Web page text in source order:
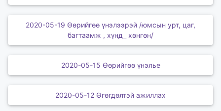
2020-05-19 Өөрийгөө үнэлээрэй /юмсын урт, цаг,
багтаамж , хүнд_ хөнгөн/
2020-05-15 Өөрийгөө үнэлье
2020-05-12 Өгөгдөлтэй ажиллах